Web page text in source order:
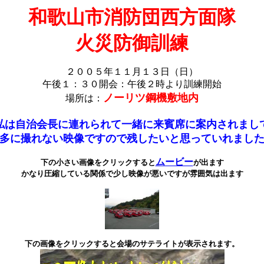
和歌山市消防団西方面隊
火災防御訓練
２００５年１１月１３日（日）
午後１：３０開会：午後２時より訓練開始
場所は： ノーリツ鋼機敷地内
は自治会長に連れられて一緒に来賓席に案内されまし
に撮れない映像ですので残したいと思っていれまし
下の小さい画像をクリックすると ムービーが出ます
かなり圧縮している関係で少し映像が悪いですが雰囲気は出ます
下の画像をクリックすると会場のサテライトが表示されます。